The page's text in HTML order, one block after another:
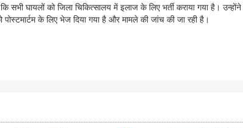
सभी घायलों को जिला चिकित्सालय में इलाज के लिए भर्ती कराया गया है। उन्होंने
के लिए भेज दिया गया है और मामले की जांच की जा रही है।